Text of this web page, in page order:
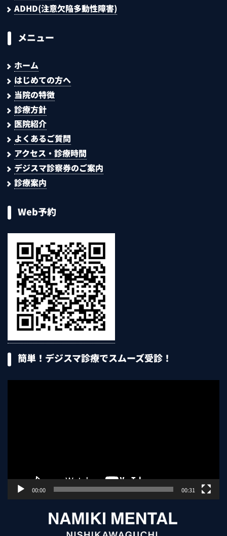
ADHD(注意欠陥多動性障害)
メニュー
ホーム
はじめての方へ
当院の特徴
診療方針
医院紹介
よくあるご質問
アクセス・診療時間
デジスマ診察券のご案内
診療案内
Web予約
簡単！デジスマ診療でスムーズ受診！
00:00 00:31